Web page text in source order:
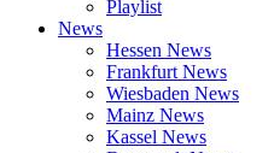
Playlist
News
Hessen News
Frankfurt News
Wiesbaden News
Mainz News
Kassel News